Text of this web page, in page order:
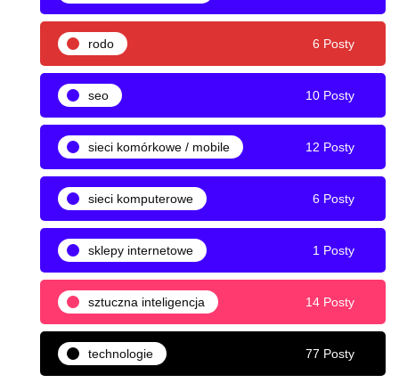
rodo 6 Posty
seo 10 Posty
sieci komórkowe / mobile 12 Posty
sieci komputerowe 6 Posty
sklepy internetowe 1 Posty
sztuczna inteligencja 14 Posty
technologie 77 Posty